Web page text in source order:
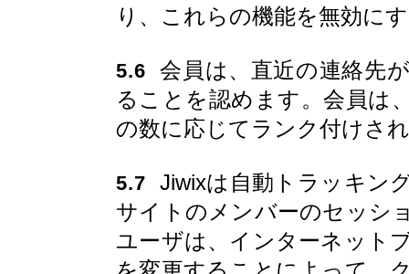
り、これらの機能を無効に
5.6 会員は、直近の連絡先
ることを認めます。会員は
の数に応じてランク付けさ
5.7 Jiwixは自動トラッキン
サイトのメンバーのセッシ
ユーザは、インターネット